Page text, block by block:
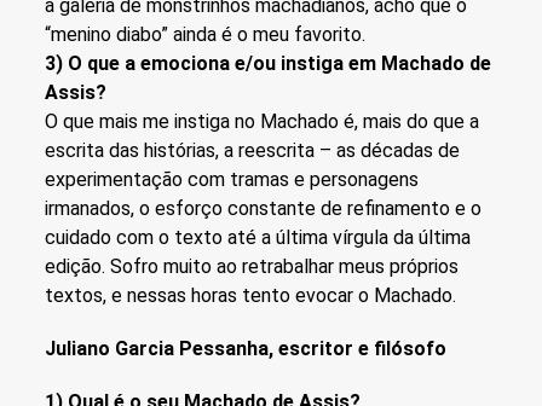
a galeria de monstrinhos machadianos, acho que o
“menino diabo” ainda é o meu favorito.
3) O que a emociona e/ou instiga em Machado de
Assis?
O que mais me instiga no Machado é, mais do que a
escrita das histórias, a reescrita – as décadas de
experimentação com tramas e personagens
irmanados, o esforço constante de refinamento e o
cuidado com o texto até a última vírgula da última
edição. Sofro muito ao retrabalhar meus próprios
textos, e nessas horas tento evocar o Machado.
Juliano Garcia Pessanha, escritor e filósofo